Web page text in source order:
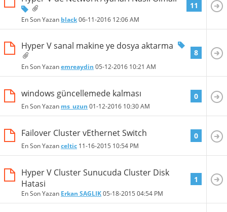
En Son Yazan black06-11-2016 12:06 AM
11
Hyper V sanal makine ye dosya aktarma
En Son Yazanemreaydin 05-12-2016 10:21 AM
8
windows güncellemede kalması
En Son Yazan ms_uzun 01-12-2016 10:30 AM
0
Failover Cluster vEthernet Switch
En Son Yazanceltic 11-16-2015 10:54 PM
0
Hyper V Cluster Sunucuda Cluster Disk
Hatasi
En Son Yazan Erkan SAGLIK05-18-2015 04:54 PM
1